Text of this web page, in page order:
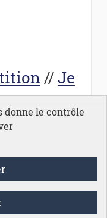
//Je
donne le contrôle